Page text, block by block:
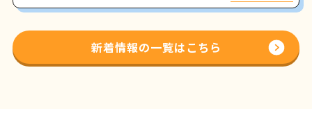
新着情報の一覧はこちら